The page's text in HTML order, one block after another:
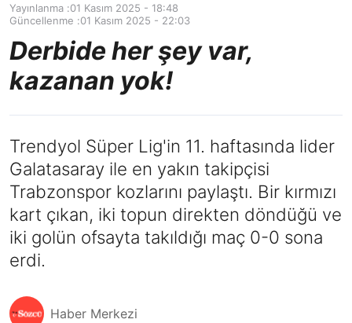
Yayınlanma :01 Kasım 2025 - 18:48
Güncellenme :01 Kasım 2025 - 22:03
Derbide her şey var,
kazanan yok!
Trendyol Süper Lig'in 11. haftasında lider
Galatasaray ile en yakın takipçisi
Trabzonspor kozlarını paylaştı. Bir kırmızı
kart çıkan, iki topun direkten döndüğü ve
iki golün ofsayta takıldığı maç 0-0 sona
erdi.
Haber Merkezi